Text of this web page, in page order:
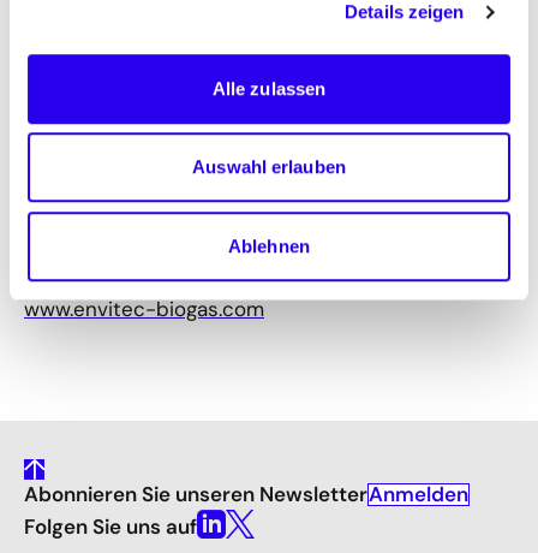
Details zeigen
Alle zulassen
Auswahl erlauben
Ablehnen
EnviTec Biogas AG
49393 Lohne
F +49 (0) 44 42 / 8016 - 98100
info(at)envitec-biogas.com
www.envitec-biogas.com
gehe
nach
oben
Abonnieren Sie unseren NewsletterAnmelden
Folgen Sie uns aufLinkedin
X